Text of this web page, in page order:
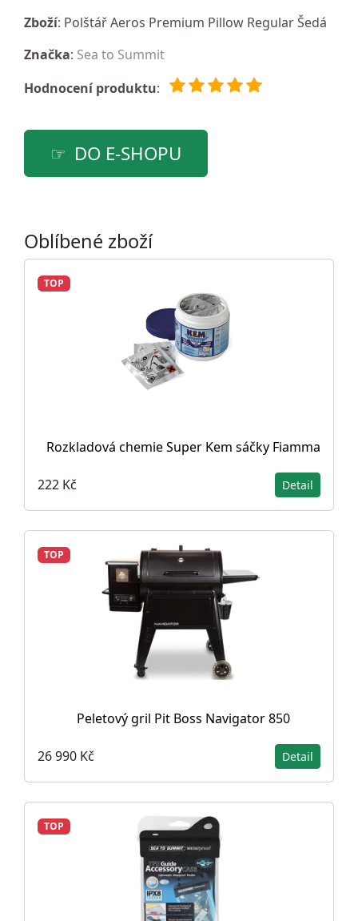
Zboží: Polštář Aeros Premium Pillow Regular Šedá
Značka: Sea to Summit
Hodnocení produktu:
DO E-SHOPU
Oblíbené zboží
TOP
Rozkladová chemie Super Kem sáčky Fiamma
222 Kč Detail
TOP
Peletový gril Pit Boss Navigator 850
26 990 Kč Detail
TOP